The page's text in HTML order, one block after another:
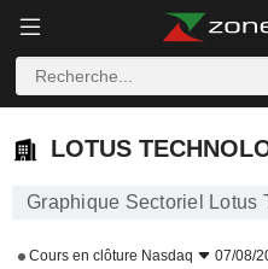
LOTUS TECHNOLOGY
LOTUS
Graphique Sectoriel Lotus
Cours en clôture Nasdaq 07/08/